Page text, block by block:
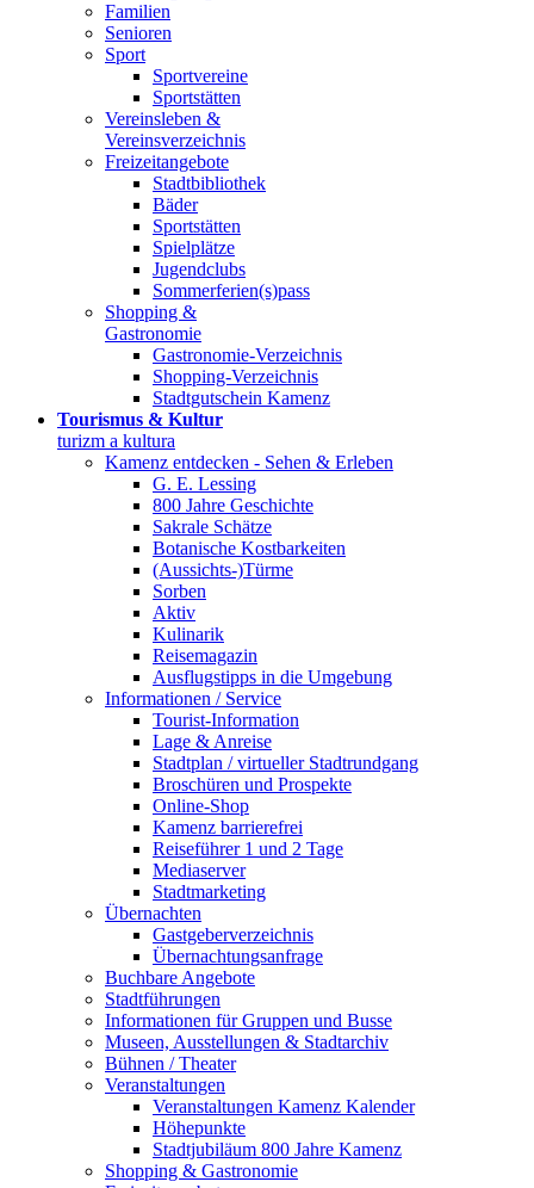
Familien
Senioren
Sport
Sportvereine
Sportstätten
Vereinsleben &
Vereinsverzeichnis
Freizeitangebote
Stadtbibliothek
Bäder
Sportstätten
Spielplätze
Jugendclubs
Sommerferien(s)pass
Shopping &
Gastronomie
Gastronomie-Verzeichnis
Shopping-Verzeichnis
Stadtgutschein Kamenz
Tourismus & Kultur
turizm a kultura
Kamenz entdecken - Sehen & Erleben
G. E. Lessing
800 Jahre Geschichte
Sakrale Schätze
Botanische Kostbarkeiten
(Aussichts-)Türme
Sorben
Aktiv
Kulinarik
Reisemagazin
Ausflugstipps in die Umgebung
Informationen / Service
Tourist-Information
Lage & Anreise
Stadtplan / virtueller Stadtrundgang
Broschüren und Prospekte
Online-Shop
Kamenz barrierefrei
Reiseführer 1 und 2 Tage
Mediaserver
Stadtmarketing
Übernachten
Gastgeberverzeichnis
Übernachtungsanfrage
Buchbare Angebote
Stadtführungen
Informationen für Gruppen und Busse
Museen, Ausstellungen & Stadtarchiv
Bühnen / Theater
Veranstaltungen
Veranstaltungen Kamenz Kalender
Höhepunkte
Stadtjubiläum 800 Jahre Kamenz
Shopping & Gastronomie